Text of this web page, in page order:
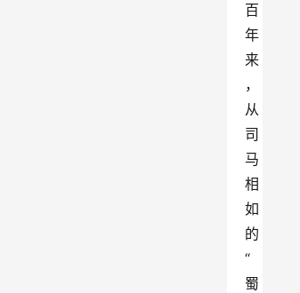
百
年
来
，
从
司
马
相
如
的
“
蜀